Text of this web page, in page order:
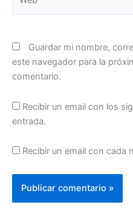
Guardar mi nombre,
este navegador para la
comentario.
Recibir un email con los
entrada.
Recibir un email con cada